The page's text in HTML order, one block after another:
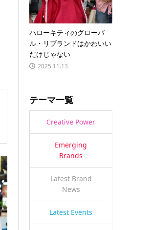
ハローキティのグローバ
ル・リブランドはかわいい
だけじゃない
2025.11.13
テーマ一覧
Creative Power
Emerging
Brands
Latest Brand
News
Latest Events